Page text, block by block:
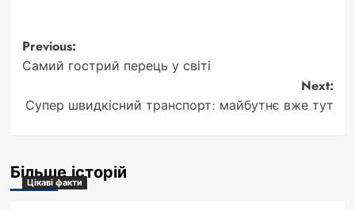
Post
navigation
Previous:
Самий гострий перець у світі
Next:
Супер швидкісний транспорт: майбутнє вже тут
Більше історій
Цікаві факти